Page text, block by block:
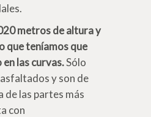
metros de altura y
que teníamos que
las curvas.Sólo
y son de
de las partes más
con